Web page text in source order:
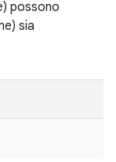
possono
sia